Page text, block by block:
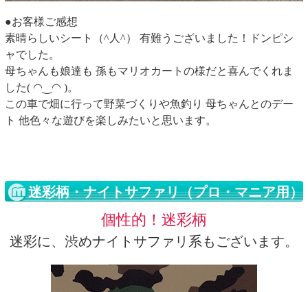
●お客様ご感想
素晴らしいシート（^人^） 有難うございました！ドンピシ
ャでした。
母ちゃんも娘達も 孫もマリオカートの様だと喜んでくれま
した( ◠‿◠ )。
この車で畑に行って野菜づくりや魚釣り 母ちゃんとのデー
ト 他色々な遊びを楽しみたいと思います。
迷彩柄・ナイトサファリ（プロ・マニア用）
個性的！迷彩柄
迷彩に、渋めナイトサファリ系もございます。